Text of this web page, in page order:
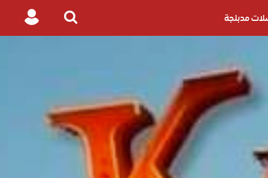
مدبلجة
Search
Login